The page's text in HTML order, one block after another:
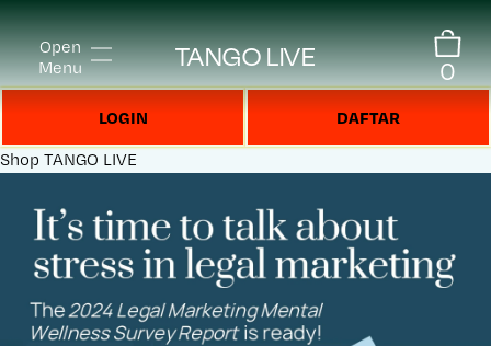
Open
Menu
TANGO LIVE 0
LOGIN DAFTAR
Shop TANGO LIVE